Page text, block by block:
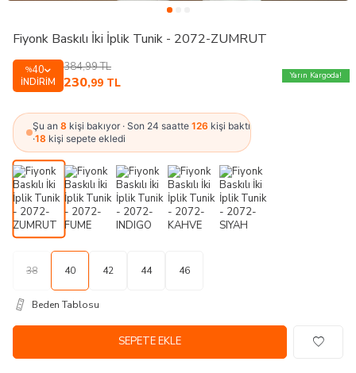
Fiyonk Baskılı İki İplik Tunik - 2072-ZUMRUT
%40
İNDIRIM
384,99TL
230,99 TL
Yarın Kargoda!
Şu an 8 kişi bakıyor · Son 24 saatte 126 kişi baktı
·18 kişi sepete ekledi
38 40 42 44 46
Beden Tablosu
SEPETE EKLE